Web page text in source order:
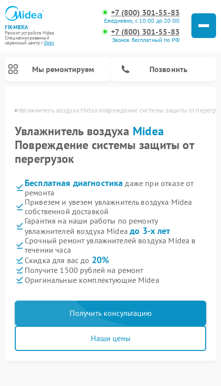
FIX-MIDEA
Ремонт устройств Midea
Специализированный
cервисный центр г.Орёл
+7 (800) 301-55-83
Ежедневно, с 10:00 до 20:00
+7 (800) 301-55-83
Звонок бесплатный по РФ
Мы ремонтируем Позвонить
Увлажнитель воздуха Midea повреждение системы защиты от
Увлажнитель воздуха Midea
Повреждение системы защиты от
перегрузок
Бесплатная диагностика даже при отказе от
ремонта
Привезем и увезем увлажнитель воздуха Midea
собственной доставкой
Гарантия на наши работы по ремонту
увлажнителей воздуха Mideaдо 3-х лет
Срочный ремонт увлажнителей воздуха Midea в
течении часа
Скидка для вас до 20%
Получите 1500 рублей на ремонт
Оригинальные комплектующие Midea
Получить консультацию
Наши цены